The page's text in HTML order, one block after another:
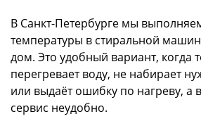
В Санкт-Петербурге мы
температуры в стиральной
дом. Это удобный вариант, когда
перегревает воду, не набирает
или выдаёт ошибку по нагреву, а
сервис неудобно.